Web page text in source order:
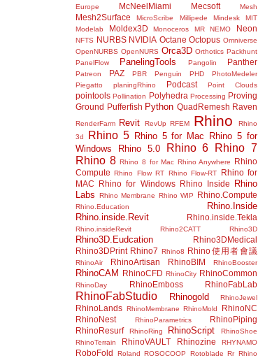
Europe
McNeelMiami Mecsoft Mesh
Mesh2Surface MicroScribe Millipede Mindesk
MIT
Modelab
Moldex3D Monoceros MR NEMO Neon
NFTS NURBS NVIDIA Octane Octopus Omniverse
OpenNURBS OpenNURS Orca3D Orthotics Packhunt
PanelFlow
PanelingTools Pangolin Panther
Patreon PAZ PBR Penguin PHD
PhotoMedeler
Piegatto
planingRhino Podcast Point Clouds
pointools Pollination Polyhedra Processing Proving
Ground Pufferfish Python QuadRemesh Raven
RenderFarm Revit RevUp RFEM Rhino
Rhino
3d
Rhino 5 Rhino 5 for Mac
Rhino 5 for
Windows
Rhino 5.0 Rhino 6
Rhino 7
Rhino 8 Rhino 8 for Mac Rhino Anywhere
Rhino
Compute Rhino Flow RT Rhino Flow-RT
Rhino for
MAC
Rhino for Windows Rhino Inside
Rhino
Labs
Rhino Membrane Rhino WIP Rhino.Compute
Rhino.Education
Rhino.Inside
Rhino.inside.Revit
Rhino.inside.Tekla
Rhino.insideRevit Rhino2CATT Rhino3D
Rhino3D.Eudcation
Rhino3DMedical
Rhino3DPrint Rhino7 Rhino8 Rhino使用者會議
RhinoAir RhinoArtisan RhinoBIM RhinoBooster
RhinoCAM RhinoCFD RhinoCity RhinoCommon
RhinoDay RhinoEmboss RhinoFabLab
RhinoFabStudio Rhinogold RhinoJewel
RhinoLands RhinoMembrane RhinoMold
RhinoNC
RhinoNest
RhinoParametrics
RhinoPiping
RhinoResurf
RhinoRing RhinoScript
RhinoShoe
RhinoTerrain
RhinoVAULT Rhinozine RHYNAMO
RoboFold Roland ROSOCOOP Rotoblade Rr Rhino